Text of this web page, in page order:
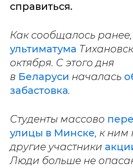
справиться.
Как сообщалось ранее,
ультиматума
октября. С этого дня
в Беларуси началась
забастовка.
Студенты массово
улицы в Минске, к ним
другие участники
Люди больше не